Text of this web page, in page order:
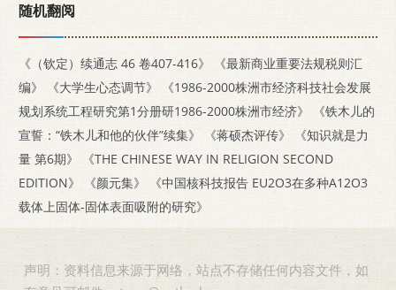
随机翻阅
《（钦定）续通志 46 卷407-416》
《最新商业重要法规税则汇
编》
《大学生心态调节》
《1986-2000株洲市经济科技社会发展
规划系统工程研究第1分册研1986-2000株洲市经济》
《铁木儿的
宣誓：“铁木儿和他的伙伴”续集》
《蒋硕杰评传》
《知识就是力
量 第6期》
《THE CHINESE WAY IN RELIGION SECOND
EDITION》
《颜元集》
《中国核科技报告 EU2O3在多种A12O3
载体上固体-固体表面吸附的研究》
声明：资料信息来源于网络，站点不存储任何内容文件，如